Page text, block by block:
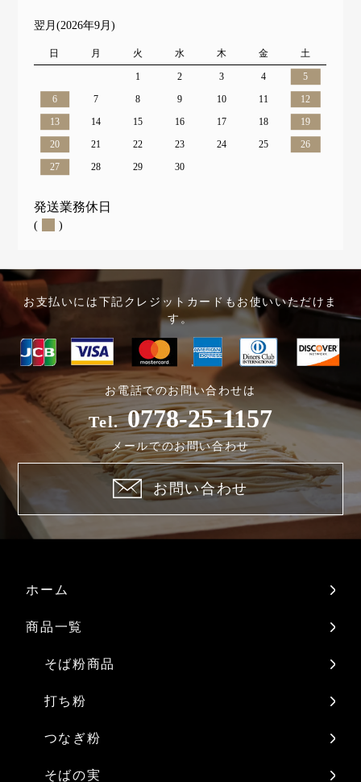
翌月(2026年9月)
日 月 火 水 木 金 土
1 2 3 4
5
6
7 8 9 10 11
12
13
14 15 16 17 18
19
20
21 22 23 24 25
26
27
28 29 30
発送業務休日
( )
お支払いには下記クレジットカードもお使いいただけま
す。
お電話でのお問い合わせは
Tel. 0778-25-1157
メールでのお問い合わせ
お問い合わせ
ホーム
商品一覧
そば粉商品
打ち粉
つなぎ粉
そばの実